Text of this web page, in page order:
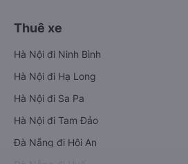
Thuê xe
Hà Nội đi Ninh Bình
Hà Nội đi Hạ Long
Hà Nội đi Sa Pa
Hà Nội đi Tam Đảo
Đà Nẵng đi Hội An